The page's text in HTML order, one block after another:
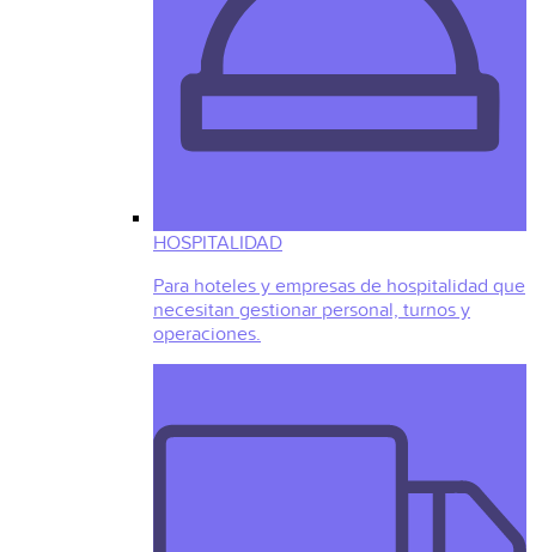
HOSPITALIDAD
Para hoteles y empresas de hospitalidad que
necesitan gestionar personal, turnos y
operaciones.